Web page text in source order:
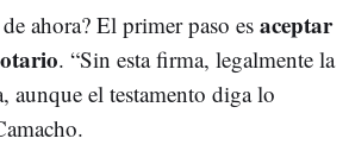
ahora? El primer paso es aceptar
. “Sin esta firma, legalmente la
aunque el testamento diga lo